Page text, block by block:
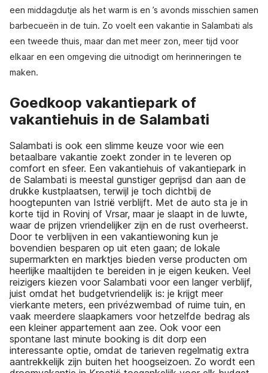
een middagdutje als het warm is en ’s avonds misschien samen
barbecueën in de tuin. Zo voelt een vakantie in Salambati als
een tweede thuis, maar dan met meer zon, meer tijd voor
elkaar en een omgeving die uitnodigt om herinneringen te
maken.
Goedkoop vakantiepark of
vakantiehuis in de Salambati
Salambati is ook een slimme keuze voor wie een
betaalbare vakantie zoekt zonder in te leveren op
comfort en sfeer. Een vakantiehuis of vakantiepark in
de Salambati is meestal gunstiger geprijsd dan aan de
drukke kustplaatsen, terwijl je toch dichtbij de
hoogtepunten van Istrië verblijft. Met de auto sta je in
korte tijd in Rovinj of Vrsar, maar je slaapt in de luwte,
waar de prijzen vriendelijker zijn en de rust overheerst.
Door te verblijven in een vakantiewoning kun je
bovendien besparen op uit eten gaan; de lokale
supermarkten en marktjes bieden verse producten om
heerlijke maaltijden te bereiden in je eigen keuken. Veel
reizigers kiezen voor Salambati voor een langer verblijf,
juist omdat het budgetvriendelijk is: je krijgt meer
vierkante meters, een privézwembad of ruime tuin, en
vaak meerdere slaapkamers voor hetzelfde bedrag als
een kleiner appartement aan zee. Ook voor een
spontane last minute booking is dit dorp een
interessante optie, omdat de tarieven regelmatig extra
aantrekkelijk zijn buiten het hoogseizoen. Zo wordt een